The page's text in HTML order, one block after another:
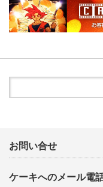
お問い合せ
ケーキへのメール電